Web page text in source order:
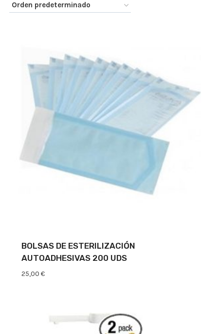
BOLSAS DE ESTERILIZACIÓN
AUTOADHESIVAS 200 UDS
25,00 €